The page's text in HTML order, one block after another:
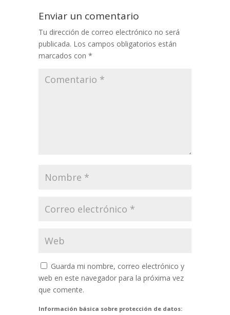
Enviar un comentario
Tu dirección de correo electrónico no será
publicada. Los campos obligatorios están
marcados con *
Guarda mi nombre, correo electrónico y
web en este navegador para la próxima vez
que comente.
Información básica sobre protección de datos: